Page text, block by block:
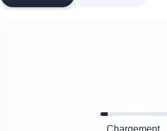
Chargement...